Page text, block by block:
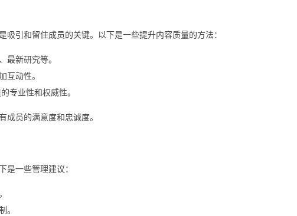
引和留住成员的关键。以下是一些提升内容质量的方法：
最新研究等。
互动性。
专业性和权威性。
员的满意度和忠诚度。
一些管理建议：
。